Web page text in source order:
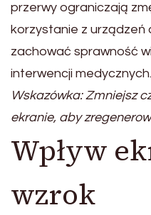
przerwy ograniczają
korzystanie z
zachować sprawność
interwencji medycznych.
Wskazówka: Zmniejsz
ekranie, aby
Wpływ
wzrok